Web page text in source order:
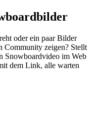
oder ein paar Bilder
Community zeigen? Stellt
Snowboardvideo im Web
dem Link, alle warten